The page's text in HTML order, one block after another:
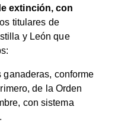
extinción, con
titulares de
y León que
conforme
de la Orden
con sistema